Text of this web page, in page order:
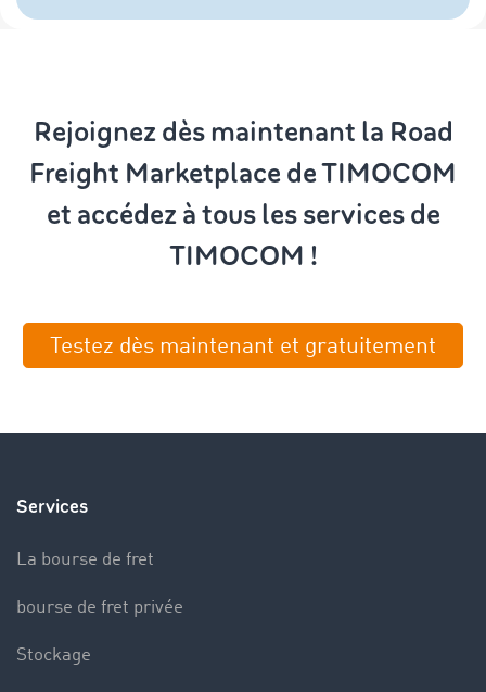
Rejoignez dès maintenant la Road
Freight Marketplace de TIMOCOM
et accédez à tous les services de
TIMOCOM !
Testez dès maintenant et gratuitement
Services
La bourse de fret
bourse de fret privée
Stockage